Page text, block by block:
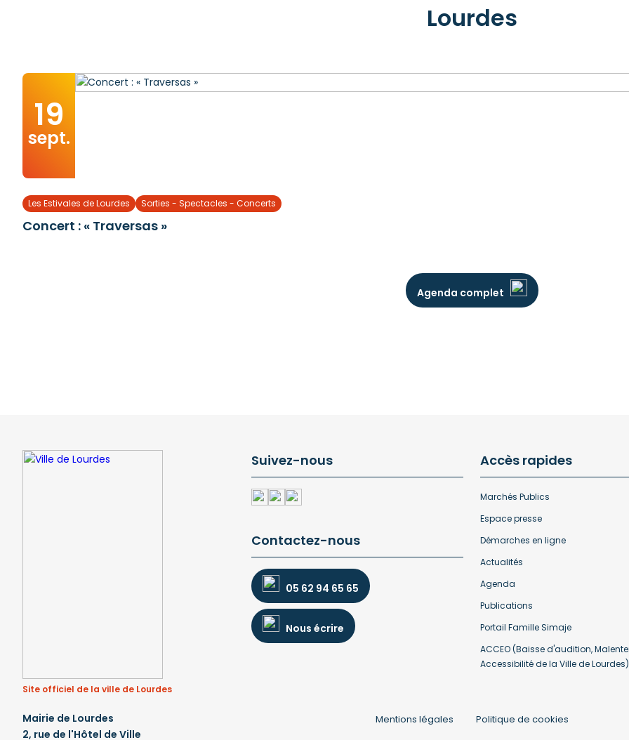
Lourdes
19
sept.
Les Estivales de Lourdes Sorties - Spectacles - Concerts
Concert : « Traversas »
Agenda complet
Site officiel de la ville de Lourdes
Mairie de Lourdes
2, rue de l'Hôtel de Ville
Suivez-nous
Contactez-nous
05 62 94 65 65
Nous écrire
Accès rapides
Marchés Publics
Espace presse
Démarches en ligne
Actualités
Agenda
Publications
Portail Famille Simaje
ACCEO (Baisse d'audition,
Accessibilité de la Ville de Lourdes)
Mentions légales Politique de cookies